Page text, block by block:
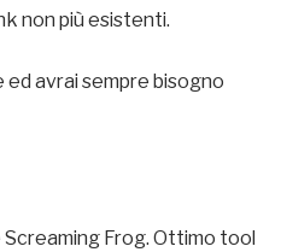
non più esistenti.
ed avrai sempre bisogno
Screaming Frog. Ottimo tool